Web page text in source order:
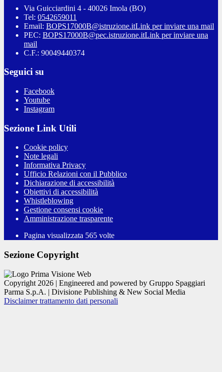
Via Guicciardini 4 - 40026 Imola (BO)
Tel: 0542659011
Email: BOPS17000B@istruzione.itLink per inviare una mail
PEC: BOPS17000B@pec.istruzione.itLink per inviare una
mail
C.F.: 90049440374
Seguici su
Facebook
Youtube
Instagram
Sezione Link Utili
Cookie policy
Note legali
Informativa Privacy
Ufficio Relazioni con il Pubblico
Dichiarazione di accessibilità
Obiettivi di accessibilità
Whistleblowing
Gestione consensi cookie
Amministrazione trasparente
Pagina visualizzata 565 volte
Sezione Copyright
Copyright 2026 | Engineered and powered by Gruppo Spaggiari
Parma S.p.A. | Divisione Publishing & New Social Media
Disclaimer trattamento dati personali